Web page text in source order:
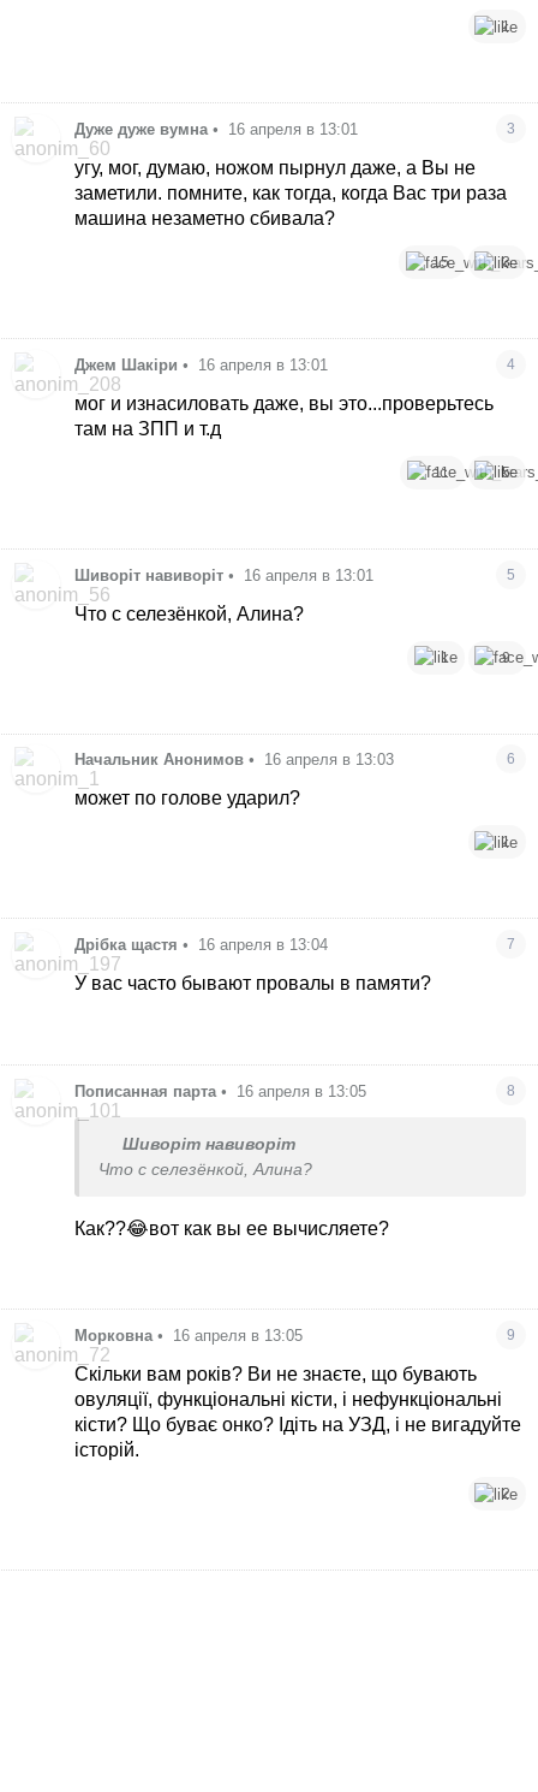
1
Дуже дуже вумна • 16 апреля в 13:01 3
угу, мог, думаю, ножом пырнул даже, а Вы не
заметили. помните, как тогда, когда Вас три раза
машина незаметно сбивала?
15 3
Джем Шакіри • 16 апреля в 13:01 4
мог и изнасиловать даже, вы это...проверьтесь
там на ЗПП и т.д
11 5
Шиворіт навиворіт • 16 апреля в 13:01 5
Что с селезёнкой, Алина?
1 9
Начальник Анонимов • 16 апреля в 13:03 6
может по голове ударил?
1
Дрібка щастя • 16 апреля в 13:04 7
У вас часто бывают провалы в памяти?
Пописанная парта • 16 апреля в 13:05 8
Шиворіт навиворіт
Что с селезёнкой, Алина?
Как??😂вот как вы ее вычисляете?
Морковна • 16 апреля в 13:05 9
Скільки вам років? Ви не знаєте, що бувають
овуляції, функціональні кісти, і нефункціональні
кісти? Що буває онко? Ідіть на УЗД, і не вигадуйте
історій.
2